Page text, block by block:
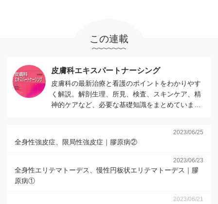
この連載
皮膚科エキスパートナーシング
皮膚科の最新治療と看護のポイントをわかりやす
く解説。解剖生理、所見、検査、スキンケア、精
神的ケアなど、必要な基礎知識をまとめていま
2023/06/25
全身性強皮症、限局性強皮症｜膠原病②
2023/06/23
全身性エリテマトーデス、慢性円板状エリテマトーデス｜膠
原病①
2023/06/21